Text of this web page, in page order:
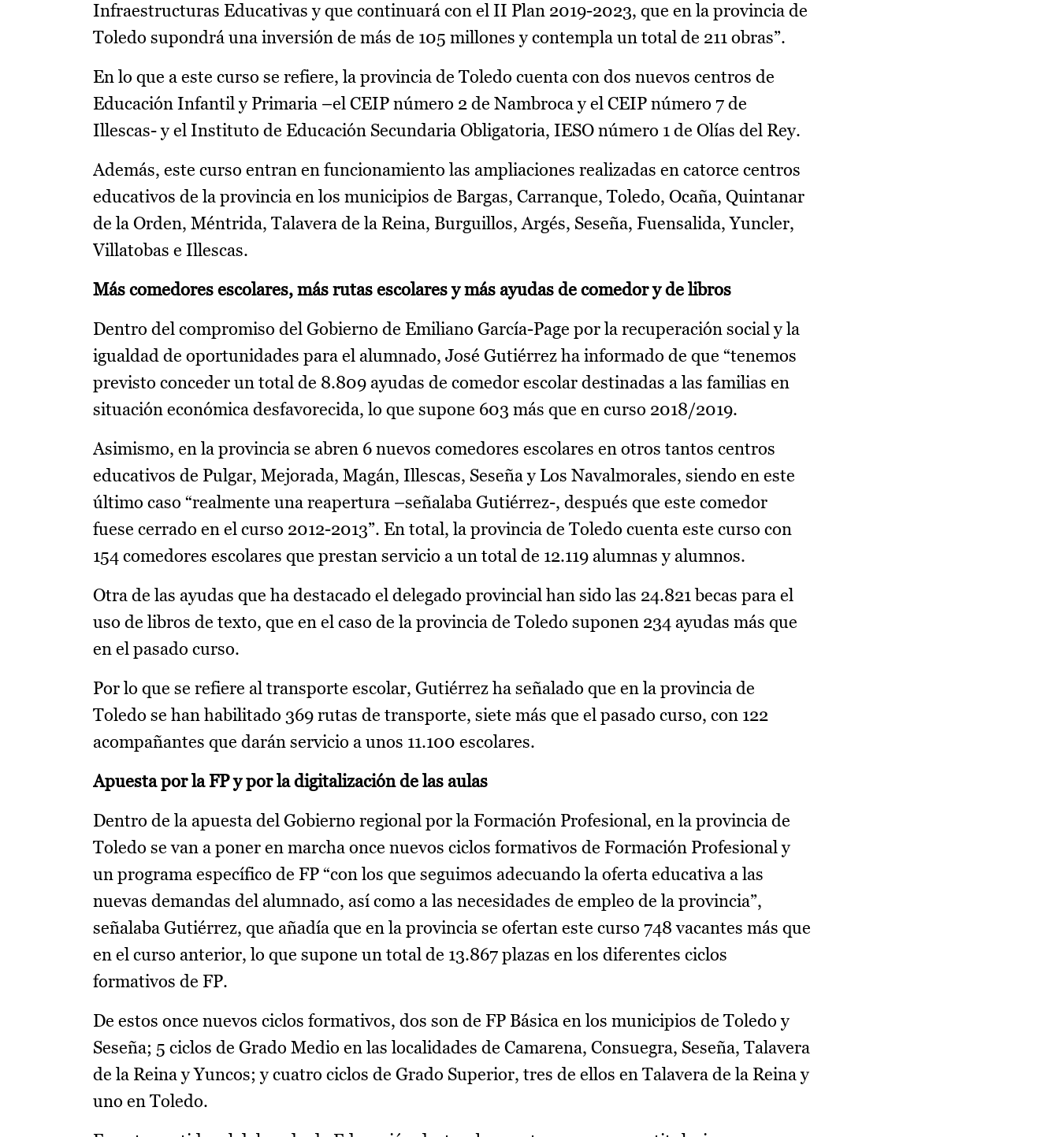
Infraestructuras Educativas y que continuará con el II Plan 2019-2023, que en la provincia de
Toledo supondrá una inversión de más de 105 millones y contempla un total de 211 obras”.
En lo que a este curso se refiere, la provincia de Toledo cuenta con dos nuevos centros de
Educación Infantil y Primaria –el CEIP número 2 de Nambroca y el CEIP número 7 de
Illescas- y el Instituto de Educación Secundaria Obligatoria, IESO número 1 de Olías del Rey.
Además, este curso entran en funcionamiento las ampliaciones realizadas en catorce centros
educativos de la provincia en los municipios de Bargas, Carranque, Toledo, Ocaña, Quintanar
de la Orden, Méntrida, Talavera de la Reina, Burguillos, Argés, Seseña, Fuensalida, Yuncler,
Villatobas e Illescas.
Más comedores escolares, más rutas escolares y más ayudas de comedor y de libros
Dentro del compromiso del Gobierno de Emiliano García-Page por la recuperación social y la
igualdad de oportunidades para el alumnado, José Gutiérrez ha informado de que “tenemos
previsto conceder un total de 8.809 ayudas de comedor escolar destinadas a las familias en
situación económica desfavorecida, lo que supone 603 más que en curso 2018/2019.
Asimismo, en la provincia se abren 6 nuevos comedores escolares en otros tantos centros
educativos de Pulgar, Mejorada, Magán, Illescas, Seseña y Los Navalmorales, siendo en este
último caso “realmente una reapertura –señalaba Gutiérrez-, después que este comedor
fuese cerrado en el curso 2012-2013”. En total, la provincia de Toledo cuenta este curso con
154 comedores escolares que prestan servicio a un total de 12.119 alumnas y alumnos.
Otra de las ayudas que ha destacado el delegado provincial han sido las 24.821 becas para el
uso de libros de texto, que en el caso de la provincia de Toledo suponen 234 ayudas más que
en el pasado curso.
Por lo que se refiere al transporte escolar, Gutiérrez ha señalado que en la provincia de
Toledo se han habilitado 369 rutas de transporte, siete más que el pasado curso, con 122
acompañantes que darán servicio a unos 11.100 escolares.
Apuesta por la FP y por la digitalización de las aulas
Dentro de la apuesta del Gobierno regional por la Formación Profesional, en la provincia de
Toledo se van a poner en marcha once nuevos ciclos formativos de Formación Profesional y
un programa específico de FP “con los que seguimos adecuando la oferta educativa a las
nuevas demandas del alumnado, así como a las necesidades de empleo de la provincia”,
señalaba Gutiérrez, que añadía que en la provincia se ofertan este curso 748 vacantes más que
en el curso anterior, lo que supone un total de 13.867 plazas en los diferentes ciclos
formativos de FP.
De estos once nuevos ciclos formativos, dos son de FP Básica en los municipios de Toledo y
Seseña; 5 ciclos de Grado Medio en las localidades de Camarena, Consuegra, Seseña, Talavera
de la Reina y Yuncos; y cuatro ciclos de Grado Superior, tres de ellos en Talavera de la Reina y
uno en Toledo.